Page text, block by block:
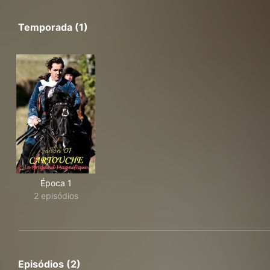
Temporada (1)
Época 1
2 episódios
Episódios (2)